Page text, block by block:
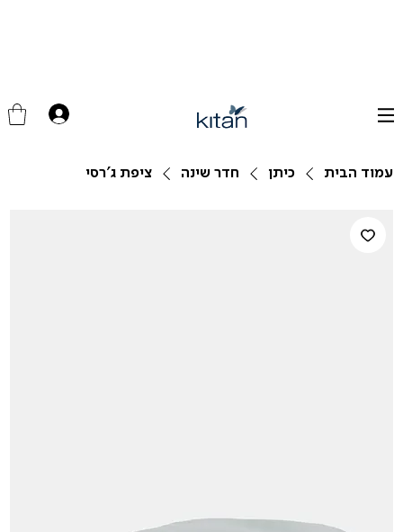
עמוד הבית כיתן חדר שינה ציפת ג'רסי